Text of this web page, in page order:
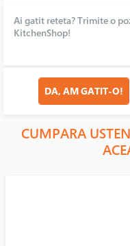
Ai gatit reteta? Trimite o
KitchenShop!
DA, AM GATIT-O!
CUMPARA